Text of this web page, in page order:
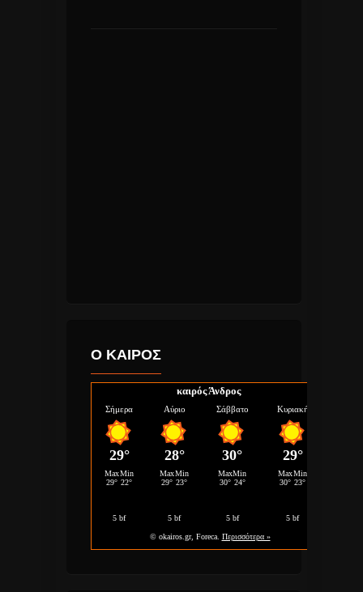
Ο ΚΑΙΡΟΣ
καιρός Άνδρος